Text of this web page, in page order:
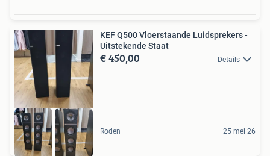
KEF Q500 Vloerstaande Luidsprekers -
Uitstekende Staat
€ 450,00 Details
Roden 25 mei 26